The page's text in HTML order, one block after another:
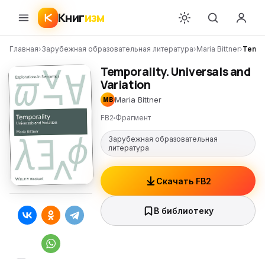
Книгизм
Главная›Зарубежная образовательная литература›Maria Bittner›
Temporality. Universals and
Variation
MB Maria Bittner
FB2 Фрагмент
Зарубежная образовательная
литература
Скачать FB2
В библиотеку